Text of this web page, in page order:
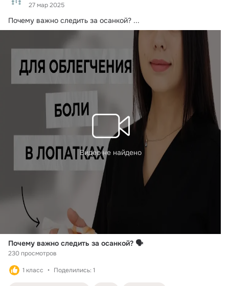
27 мар 2025
Почему важно следить за осанкой? ...
Видео не найдено
Почему важно следить за осанкой? 🗣️
230 просмотров
1 класс Поделились: 1